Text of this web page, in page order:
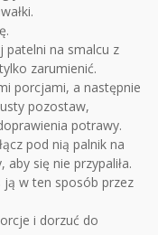
patelni na smalcu z
zarumienić.
porcjami, a następnie
pozostaw,
potrawy.
pod nią palnik na
się nie przypaliła.
w ten sposób przez
i dorzuć do